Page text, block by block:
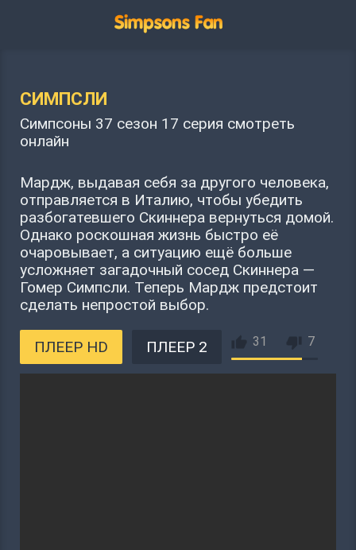
СИМПСЛИ
Симпсоны 37 сезон 17 серия смотреть
онлайн
Мардж, выдавая себя за другого человека,
отправляется в Италию, чтобы убедить
разбогатевшего Скиннера вернуться домой.
Однако роскошная жизнь быстро её
очаровывает, а ситуацию ещё больше
усложняет загадочный сосед Скиннера —
Гомер Симпсли. Теперь Мардж предстоит
сделать непростой выбор.
ПЛЕЕР HD ПЛЕЕР 2 31 7